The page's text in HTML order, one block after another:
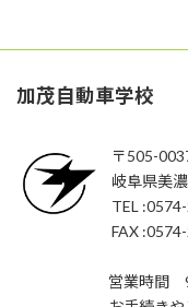
加茂自動車学校
〒505-
岐阜県美
TEL
FAX
営業時間 9：